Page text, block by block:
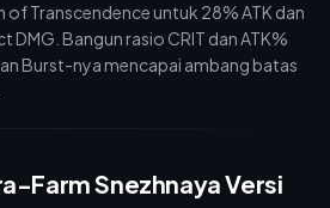
Transcendence untuk 28% ATK dan
Bangun rasio CRIT dan ATK%
Burst-nya mencapai ambang batas
Farm Snezhnaya Versi